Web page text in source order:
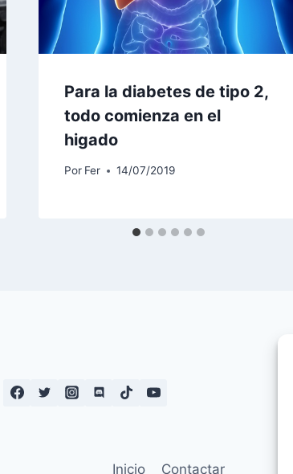
Para la diabetes de tipo 2,
todo comienza en el
higado
Por Fer 14/07/2019
Inicio Contactar